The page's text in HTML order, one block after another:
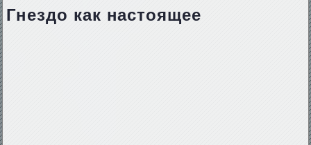
Гнездо как настоящее